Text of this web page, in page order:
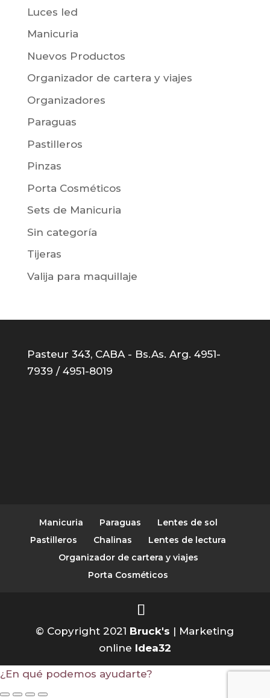
Luces led
Manicuria
Nuevos Productos
Organizador de cartera y viajes
Organizadores
Paraguas
Pastilleros
Pinzas
Porta Cosméticos
Sets de Manicuria
Sin categoría
Tijeras
Valija para maquillaje
Pasteur 343, CABA - Bs.As. Arg. 4951-
7939 / 4951-8019
Manicuria Paraguas
Lentes de sol
Pastilleros
Chalinas
Lentes de lectura
Organizador de cartera y viajes
Porta Cosméticos
© Copyright 2021 Bruck's | Marketing
online Idea32
¿En qué podemos ayudarte?